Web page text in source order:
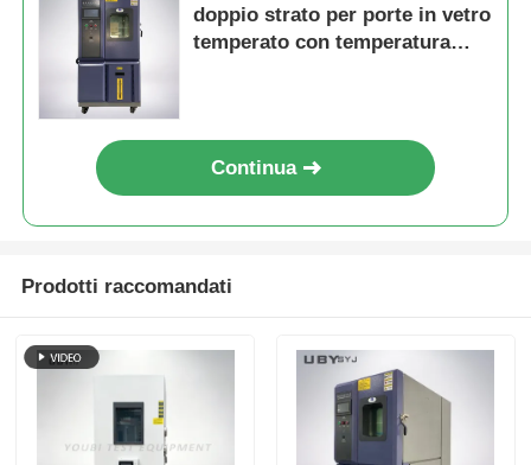
doppio strato per porte in vetro
temperato con temperatura
Continua
Prodotti raccomandati